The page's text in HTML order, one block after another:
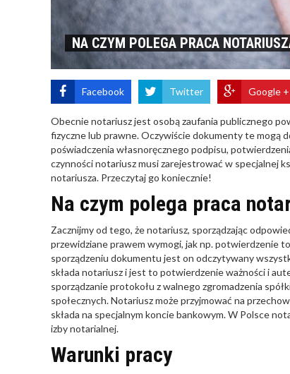
NA CZYM POLEGA PRACA
Facebook Twitter Google +
Obecnie notariusz jest osobą zaufania publicznego
fizyczne lub prawne. Oczywiście dokumenty te mogą
poświadczenia własnoręcznego podpisu,
czynności notariusz musi zarejestrować w specjalnej
notariusza. Przeczytaj go koniecznie!
Na czym polega praca
Zacznijmy od tego, że notariusz, sporządzając
przewidziane prawem wymogi, jak np. potwierdzenie
sporządzeniu dokumentu jest on odczytywany
składa notariusz i jest to potwierdzenie ważności i
sporządzanie protokołu z walnego zgromadzenia
społecznych. Notariusz może przyjmować na
składa na specjalnym koncie bankowym. W Polsce
izby notarialnej.
Warunki pracy